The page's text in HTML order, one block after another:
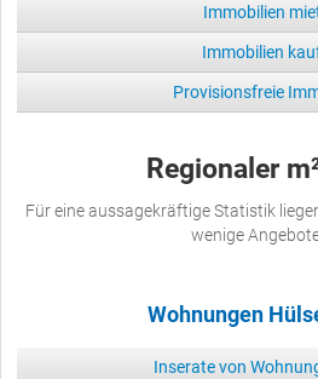
Immobilien
Immobilien
Provisionsfreie
Regionaler
Für eine aussagekräftige Statistik
wenige
Wohnungen
Inserate von